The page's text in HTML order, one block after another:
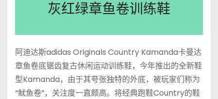
灰红绿章鱼卷训练鞋
阿迪达斯adidas Originals Country Kamanda卡曼达
章鱼卷底锯齿复古休闲运动训练鞋，今年推出的全新鞋
型Kamanda，由于其夸张独特的外底，被玩家们称为
“鱿鱼卷”，关注度一直颇高。将经典跑鞋Country的鞋